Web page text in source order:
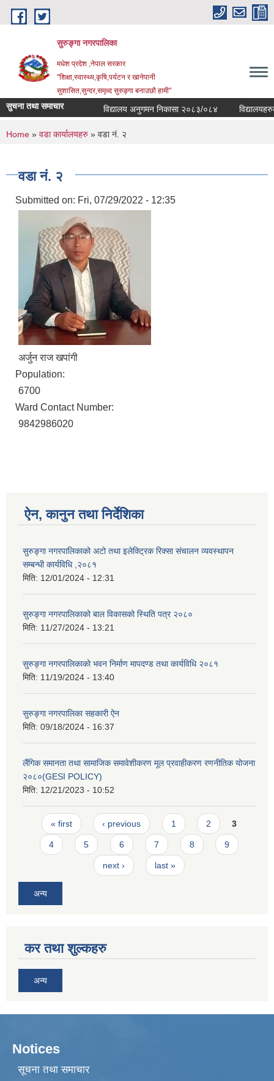
Skip to main content
सुरुङ्‍गा नगरपालिका
मधेश प्रदेश ,नेपाल सरकार
"शिक्षा,स्वास्थ्य,कृषि,पर्यटन र खानेपानी
सुशासित,सुन्दर,समृध्द सुरुङ्गा बनाउछौ हामी"
सुचना तथा समाचार विद्यालय अनुगमन निकासा २०८३/०८४
You are here
Home » वडा कार्यालयहरु » वडा नं. २
वडा नं. २
Submitted on: Fri, 07/29/2022 - 12:35
अर्जुन राज खपांगी
Population:
6700
Ward Contact Number:
9842986020
ऐन, कानुन तथा निर्देशिका
सुरुङ्गा नगरपालिकाको अटो तथा इलेक्ट्रिक रिक्सा संचालन व्यवस्थापन
सम्बन्धी कार्यविधि ,२०८१
मिति: 12/01/2024 - 12:31
सुरुङ्गा नगरपालिकाको बाल विकासको स्थिति पत्र २०८०
मिति: 11/27/2024 - 13:21
सुरुङ्गा नगरपालिकाको भवन निर्माण मापदण्ड तथा कार्यविधि २०८१
मिति: 11/19/2024 - 13:40
सुरुङ्गा नगरपालिका सहकारी ऐन
मिति: 09/18/2024 - 16:37
लैंगिक समानता तथा सामाजिक समावेशीकरण मूल प्रवाहीकरण रणनीतिक योजना
२०८०(GESI POLICY)
मिति: 12/21/2023 - 10:52
Pages
« first ‹ previous 1 2 3
4 5 6 7 8 9
next › last »
अन्य
कर तथा शुल्कहरु
अन्य
Notices
सूचना तथा समाचार